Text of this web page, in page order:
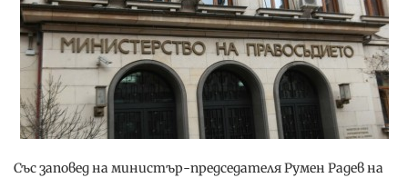
Със заповед на министър-председателя Румен Радев на